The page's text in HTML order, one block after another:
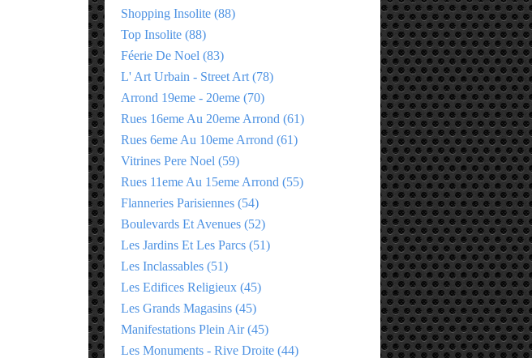
Shopping Insolite (88)
Top Insolite (88)
Féerie De Noel (83)
L' Art Urbain - Street Art (78)
Arrond 19eme - 20eme (70)
Rues 16eme Au 20eme Arrond (61)
Rues 6eme Au 10eme Arrond (61)
Vitrines Pere Noel (59)
Rues 11eme Au 15eme Arrond (55)
Flanneries Parisiennes (54)
Boulevards Et Avenues (52)
Les Jardins Et Les Parcs (51)
Les Inclassables (51)
Les Edifices Religieux (45)
Les Grands Magasins (45)
Manifestations Plein Air(45)
Les Monuments - Rive Droite (44)